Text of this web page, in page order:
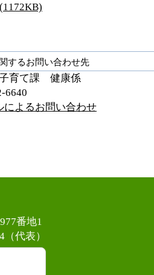
(1172KB)
するお問い合わせ先
育て課 健康係
によるお問い合わせ
番地1
代表）